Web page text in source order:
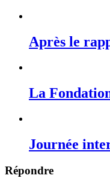
Après le
La
Journée
Répondre